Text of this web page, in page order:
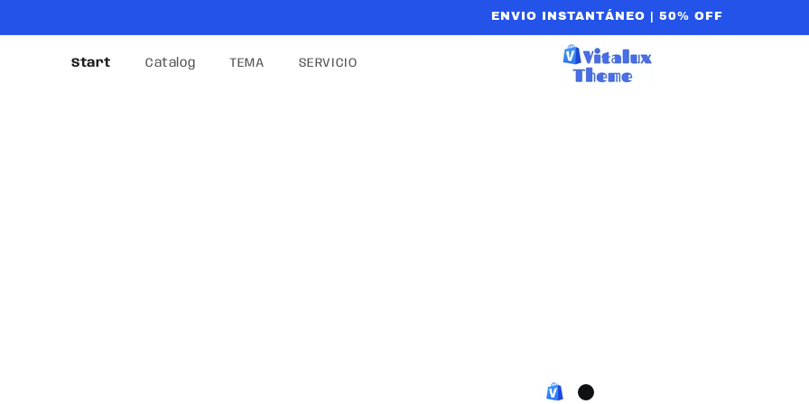
ENVIO INSTANTÁNEO | 50% OFF
Start Catalog TEMA SERVICIO